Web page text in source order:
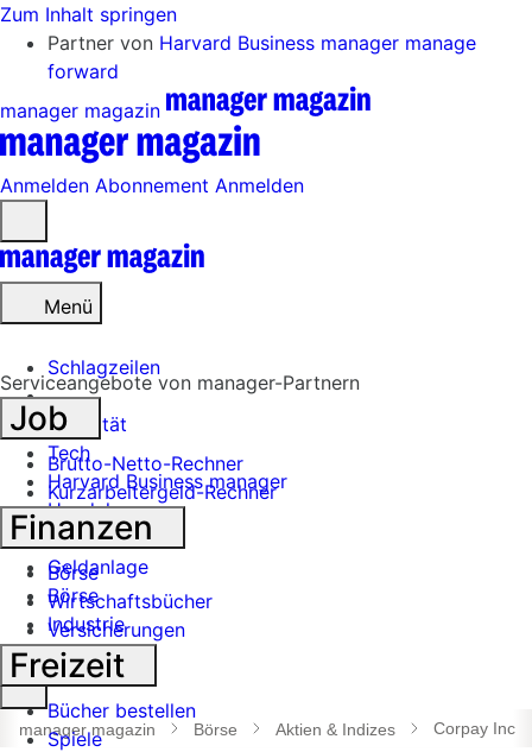
Zum Inhalt springen
Partner von Harvard Business manager manage
forward
manager magazin
Anmelden Abonnement Anmelden
öffnen
Menü
Schlagzeilen
Mobilität
Tech
Harvard Business manager
Handel
Banken
Geldanlage
Börse
Industrie
Suche
öffnen
manager magazin Börse Aktien & Indizes Corpay Inc
Serviceangebote von manager-Partnern
Job
Brutto-Netto-Rechner
Kurzarbeitergeld-Rechner
Finanzen
Börse
Wirtschaftsbücher
Versicherungen
Freizeit
Bücher bestellen
Spiele